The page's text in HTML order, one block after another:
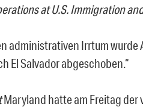
at U.S. Immigration
administrativen Irrtum wurde
El Salvador abgeschoben.“
Maryland hatte am Freitag der